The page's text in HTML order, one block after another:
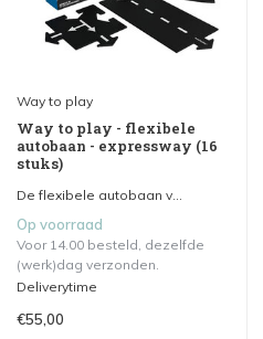
Way to play
Way to play - flexibele
autobaan - expressway (16
stuks)
De flexibele autobaan v...
Op voorraad
Voor 14.00 besteld, dezelfde
(werk)dag verzonden.
Deliverytime
€55,00